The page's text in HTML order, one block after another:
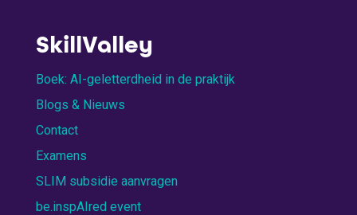
SkillValley
Boek: AI-geletterdheid in de praktijk
Blogs & Nieuws
Contact
Examens
SLIM subsidie aanvragen
be.inspAIred event